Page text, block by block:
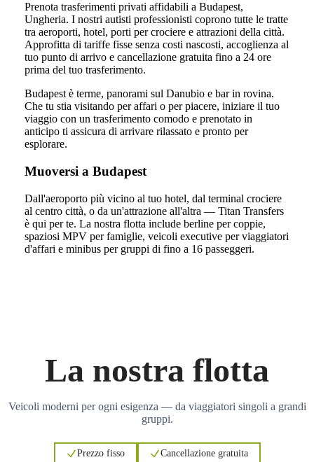
Prenota trasferimenti privati affidabili a Budapest,
Ungheria. I nostri autisti professionisti coprono tutte le tratte
tra aeroporti, hotel, porti per crociere e attrazioni della città.
Approfitta di tariffe fisse senza costi nascosti, accoglienza al
tuo punto di arrivo e cancellazione gratuita fino a 24 ore
prima del tuo trasferimento.
Budapest è terme, panorami sul Danubio e bar in rovina.
Che tu stia visitando per affari o per piacere, iniziare il tuo
viaggio con un trasferimento comodo e prenotato in
anticipo ti assicura di arrivare rilassato e pronto per
esplorare.
Muoversi a Budapest
Dall'aeroporto più vicino al tuo hotel, dal terminal crociere
al centro città, o da un'attrazione all'altra — Titan Transfers
è qui per te. La nostra flotta include berline per coppie,
spaziosi MPV per famiglie, veicoli executive per viaggiatori
d'affari e minibus per gruppi di fino a 16 passeggeri.
La nostra flotta
Veicoli moderni per ogni esigenza — da viaggiatori singoli a grandi
gruppi.
Prezzo fisso Cancellazione gratuita